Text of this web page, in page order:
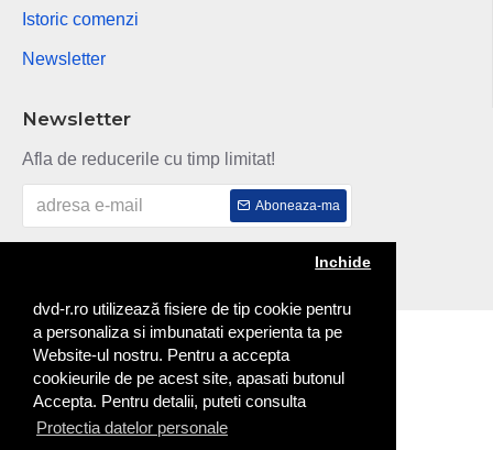
dvd-r.ro utilizează fisiere de tip cookie pentru
a personaliza si imbunatati experienta ta pe
Website-ul nostru. Pentru a accepta
cookieurile de pe acest site, apasati butonul
Accepta. Pentru detalii, puteti consulta
Protectia datelor personale
Inchide
Istoric comenzi
Newsletter
Newsletter
Afla de reducerile cu timp limitat!
Aboneaza-ma
Copyright © 2014